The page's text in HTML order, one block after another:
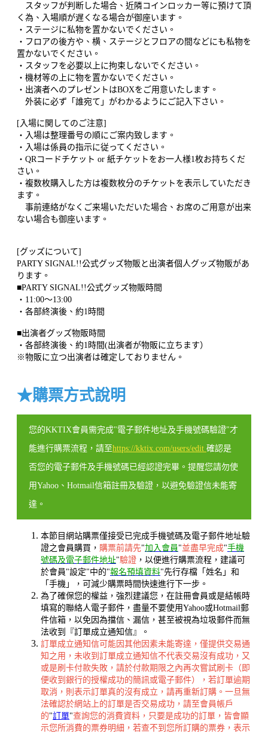
スタッフが判断した場合、近隣コインロッカー等に預けて頂
く為、入場順が遅くなる場合が御座います。
・ステージに私物を置かないでください。
・フロアの後方や、横、ステージとフロアの間などにも私物を
置かないでください。
・スタッフを必要以上に拘束しないでください。
・機材等の上に物を置かないでください。
・出演者へのプレゼントはBOXをご用意いたします。
外装に必ず「誰宛て」がわかるようにご記入下さい。
[入場に関してのご注意]
・入場は整理番号の順にご案内致します。
・入場は係員の指示に従ってください。
・QRコードチケット or 紙チケットをお一人様1枚お持ちくだ
さい。
・複数枚購入した方は複数枚分のチケットを表示していただき
ます。
事前連絡がなくご来場いただいた場合、お席のご用意が出来
ない場合も御座います。
[グッズについて]
PARTY SIGNAL!!公式グッズ物販と出演者個人グッズ物販があ
ります。
■PARTY SIGNAL!!公式グッズ物販時間
・11:00～13:00
・各部終演後、約1時間
■出演者グッズ物販時間
・各部終演後、約1時間(出演者が物販に立ちます）
※物販に立つ出演者は確定しておりません。
★購票方式說明
您的KKTIX會員需完成"電子郵件地址及手機號碼驗證"才
能進行購票流程，請至https://kktix.com/users/edit 確認是
否您的電子郵件及手機號碼已經認證完畢。提醒您請勿使
用Yahoo、Hotmail信箱註冊及驗證，以避免驗證信未能寄
達。
本節目網站購票僅接受已完成手機號碼及電子郵件地址驗
證之會員購買， 購票前請先"加入會員 "並盡早完成"手機
號碼及電子郵件地址"驗證 ，以便進行購票流程，建議可
於會員"設定"中的"報名預填資料"先行存檔「姓名」和
「手機」，可減少購票時間快速進行下一步。
為了確保您的權益，強烈建議您，在註冊會員或是結帳時
填寫的聯絡人電子郵件，盡量不要使用Yahoo或Hotmail郵
件信箱，以免因為擋信、漏信，甚至被視為垃圾郵件而無
法收到『訂單成立通知信』。
訂單成立通知信可能因其他因素未能寄達，僅提供交易通
知之用，未收到訂單成立通知信不代表交易沒有成功，又
或是刷卡付款失敗，請於付款期限之內再次嘗試刷卡（即
便收到銀行的授權成功的簡訊或電子郵件），若訂單逾期
取消，則表示訂單真的沒有成立，請再重新訂購。一旦無
法確認於網站上的訂單是否交易成功，請至會員帳戶
的"訂單"查詢您的消費資料，只要是成功的訂單，皆會顯
示您所消費的票券明細，若查不到您所訂購的票券，表示